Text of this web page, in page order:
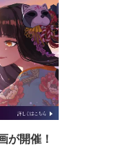
が開催！